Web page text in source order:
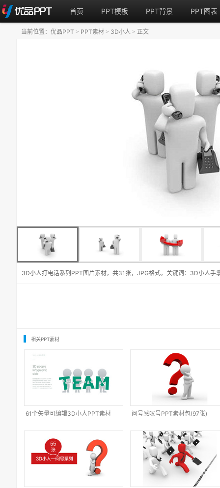
首页 PPT模板 PPT背景 PPT图表
3D小人打电话系列PPT图片素材，共31张，JPG格式。关键词：3D小人手
当前位置： 优品PPT > PPT素材 > 3D小人 > 正文
相关PPT素材
61个矢量可编辑3D小人PPT素材 问号感叹号PPT素材包(97张)